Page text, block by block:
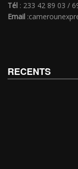
Tél : 233 42 89 03 /
Email
RECENTS